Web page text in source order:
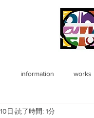
information works
日 読了時間: 1分